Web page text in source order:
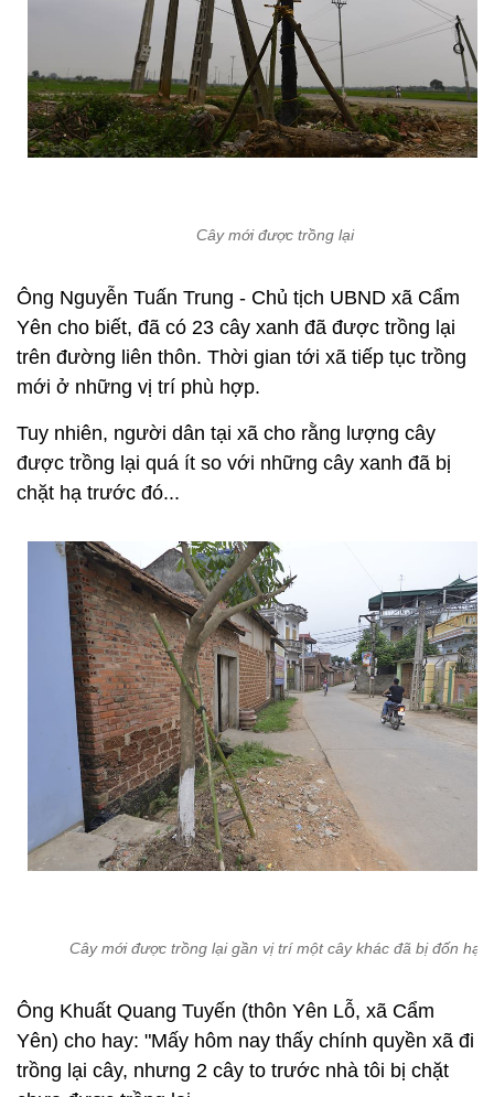
Cây mới được trồng lại
Ông Nguyễn Tuấn Trung - Chủ tịch UBND xã Cẩm
Yên cho biết, đã có 23 cây xanh đã được trồng lại
trên đường liên thôn. Thời gian tới xã tiếp tục trồng
mới ở những vị trí phù hợp.
Tuy nhiên, người dân tại xã cho rằng lượng cây
được trồng lại quá ít so với những cây xanh đã bị
chặt hạ trước đó...
Cây mới được trồng lại gần vị trí một cây khác đã bị đốn hạ
Ông Khuất Quang Tuyến (thôn Yên Lỗ, xã Cẩm
Yên) cho hay: "Mấy hôm nay thấy chính quyền xã đi
trồng lại cây, nhưng 2 cây to trước nhà tôi bị chặt